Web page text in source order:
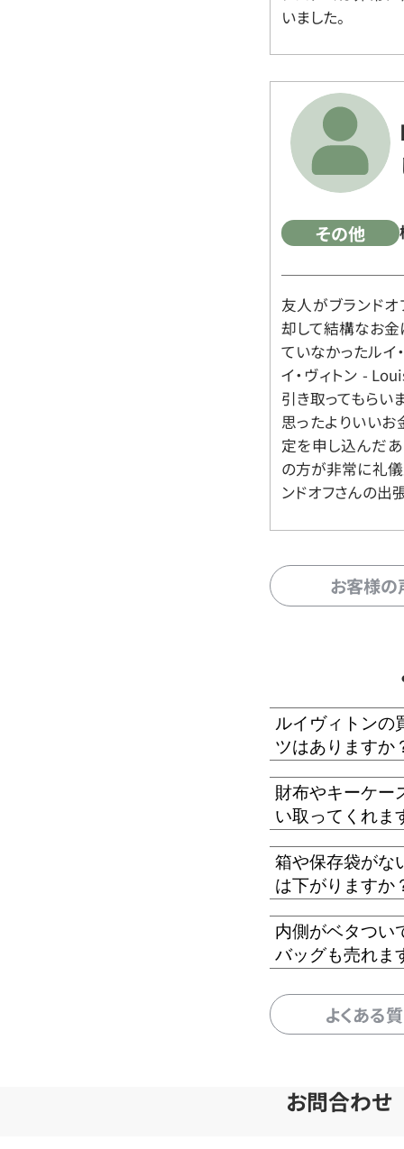
いました。
その他
友人がブランド
却して結構なお金
ていなかったルイ
イ・ヴィトン -
引き取ってもらい
思ったよりいいお
定を申し込んだ
の方が非常に礼儀
ンドオフさんの出
お客様
ルイヴィトンの
ツはありますか
財布やキーケー
い取ってくれま
箱や保存袋がな
は下がりますか
内側がベタつい
バッグも売れま
よくある
お問合わせ